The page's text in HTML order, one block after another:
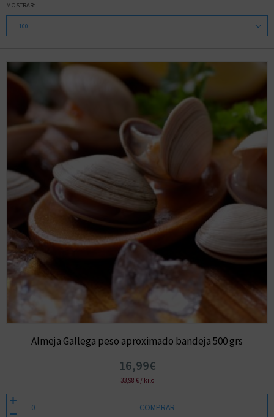
MOSTRAR:
Almeja Gallega peso aproximado bandeja 500 grs
16,99€
33,98 € / kilo
COMPRAR